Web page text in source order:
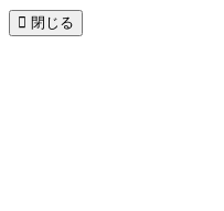
閉じる